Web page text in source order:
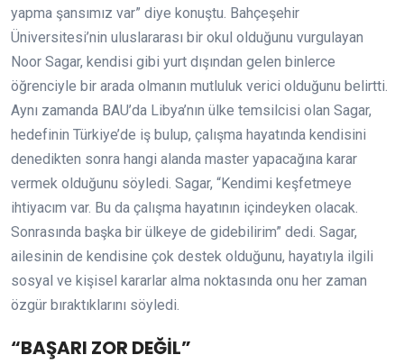
yapma şansımız var” diye konuştu. Bahçeşehir
Üniversitesi’nin uluslararası bir okul olduğunu vurgulayan
Noor Sagar, kendisi gibi yurt dışından gelen binlerce
öğrenciyle bir arada olmanın mutluluk verici olduğunu belirtti.
Aynı zamanda BAU’da Libya’nın ülke temsilcisi olan Sagar,
hedefinin Türkiye’de iş bulup, çalışma hayatında kendisini
denedikten sonra hangi alanda master yapacağına karar
vermek olduğunu söyledi. Sagar, “Kendimi keşfetmeye
ihtiyacım var. Bu da çalışma hayatının içindeyken olacak.
Sonrasında başka bir ülkeye de gidebilirim” dedi. Sagar,
ailesinin de kendisine çok destek olduğunu, hayatıyla ilgili
sosyal ve kişisel kararlar alma noktasında onu her zaman
özgür bıraktıklarını söyledi.
“BAŞARI ZOR DEĞİL”